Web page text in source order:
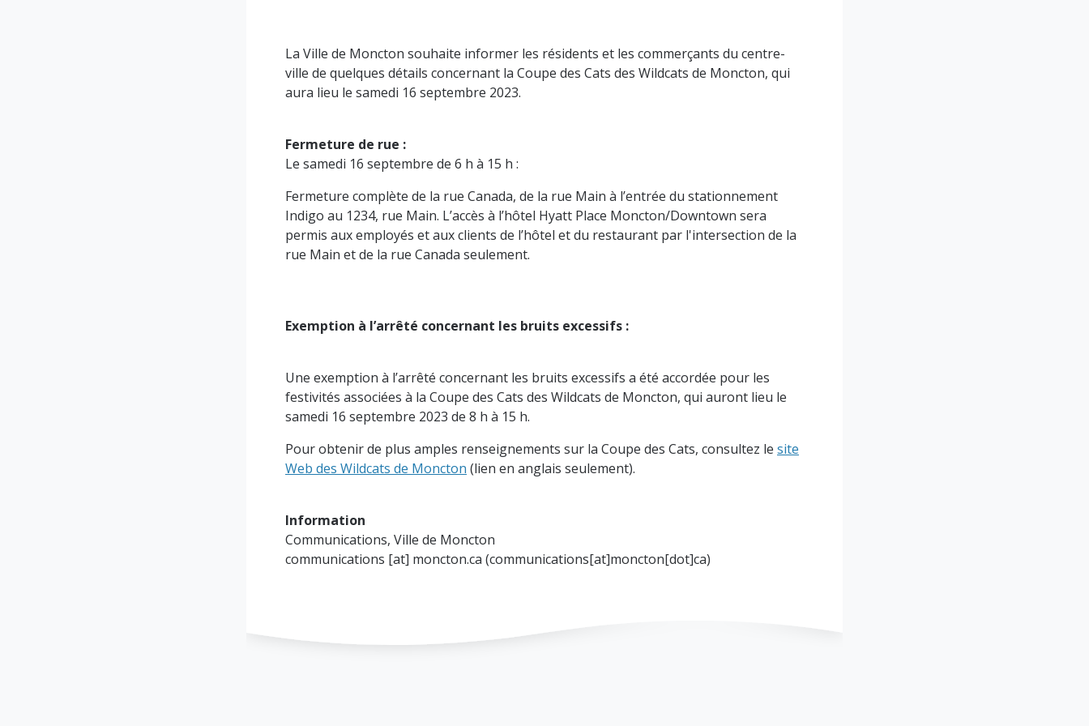
La Ville de Moncton souhaite informer les résidents et les commerçants du centre-
ville de quelques détails concernant la Coupe des Cats des Wildcats de Moncton, qui
aura lieu le samedi 16 septembre 2023.
Fermeture de rue :
Le samedi 16 septembre de 6 h à 15 h :
Fermeture complète de la rue Canada, de la rue Main à l’entrée du stationnement
Indigo au 1234, rue Main. L’accès à l’hôtel Hyatt Place Moncton/Downtown sera
permis aux employés et aux clients de l’hôtel et du restaurant par l'intersection de la
rue Main et de la rue Canada seulement.
Exemption à l’arrêté concernant les bruits excessifs :
Une exemption à l’arrêté concernant les bruits excessifs a été accordée pour les
festivités associées à la Coupe des Cats des Wildcats de Moncton, qui auront lieu le
samedi 16 septembre 2023 de 8 h à 15 h.
Pour obtenir de plus amples renseignements sur la Coupe des Cats, consultez le site
Web des Wildcats de Moncton (lien en anglais seulement).
Information
Communications, Ville de Moncton
communications [at] moncton.ca (communications[at]moncton[dot]ca)